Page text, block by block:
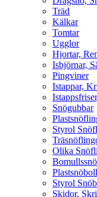
Träd
Kälkar
Tomtar
Ugglor
Hjortar,
Isbjörnar,
Pingviner
Istappar,
Snögubbar
Styrol
Olika
Styrol
Skidor,